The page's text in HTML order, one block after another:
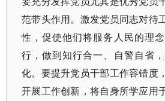
范带头作用。激发党员同志对待
性，促使他们将服务人民的理
行，做到知行合一、自警自省
化。要提升党员干部工作容错度
开展工作创新，将自身所学应用